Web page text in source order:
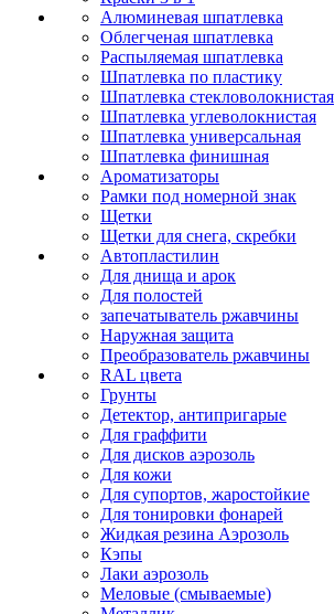
Алюминевая шпатлевка
Облегченая шпатлевка
Распыляемая шпатлевка
Шпатлевка по пластику
Шпатлевка стекловолокнистая
Шпатлевка углеволокнистая
Шпатлевка универсальная
Шпатлевка финишная
Ароматизаторы
Рамки под номерной знак
Щетки
Щетки для снега, скребки
Автопластилин
Для днища и арок
Для полостей
запечатыватель ржавчины
Наружная защита
Преобразователь ржавчины
RAL цвета
Грунты
Детектор, антипригарые
Для граффити
Для дисков аэрозоль
Для кожи
Для супортов, жаростойкие
Для тонировки фонарей
Жидкая резина Аэрозоль
Кэпы
Лаки аэрозоль
Меловые (смываемые)